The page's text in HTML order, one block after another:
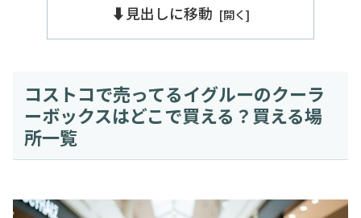
⬇️見出しに移動
コストコで売ってるイグルーのクーラ
ーボックスはどこで買える？買える場
所一覧